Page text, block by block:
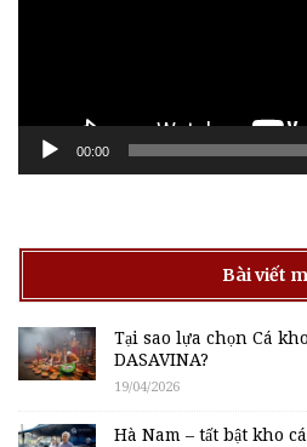
00:00
Bài viết
Tại sao lựa chọn Cá
DASAVINA?
19/04/2026
Hà Nam – tất bật kho